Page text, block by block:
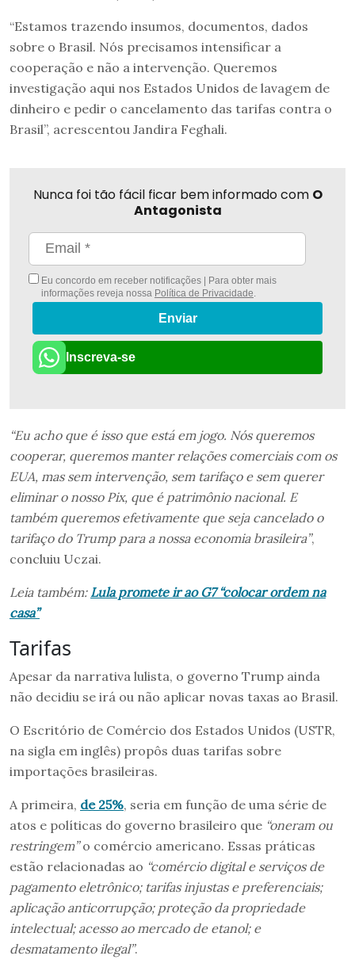
“Estamos trazendo insumos, documentos, dados
sobre o Brasil. Nós precisamos intensificar a
cooperação e não a intervenção. Queremos
investigação aqui nos Estados Unidos de lavagem de
dinheiro e pedir o cancelamento das tarifas contra o
Brasil”, acrescentou Jandira Feghali.
Nunca foi tão fácil ficar bem informado com O
Antagonista
Eu concordo em receber notificações | Para obter mais
informações reveja nossa Política de Privacidade
Enviar
Inscreva-se
“Eu acho que é isso que está em jogo. Nós queremos
cooperar, queremos manter relações comerciais com os
EUA, mas sem intervenção, sem tarifaço e sem querer
eliminar o nosso Pix, que é patrimônio nacional. E
também queremos efetivamente que seja cancelado o
tarifaço do Trump para a nossa economia brasileira”,
concluiu Uczai.
Leia também: Lula promete ir ao G7 “colocar ordem na
casa”
Tarifas
Apesar da narrativa lulista, o governo Trump ainda
não decidiu se irá ou não aplicar novas taxas ao Brasil.
O Escritório de Comércio dos Estados Unidos (USTR,
na sigla em inglês) propôs duas tarifas sobre
importações brasileiras.
A primeira, de 25%, seria em função de uma série de
atos e políticas do governo brasileiro que “oneram ou
restringem”o comércio americano. Essas práticas
estão relacionadas ao “comércio digital e serviços de
pagamento eletrônico; tarifas injustas e preferenciais;
aplicação anticorrupção; proteção da propriedade
intelectual; acesso ao mercado de etanol; e
desmatamento ilegal”.